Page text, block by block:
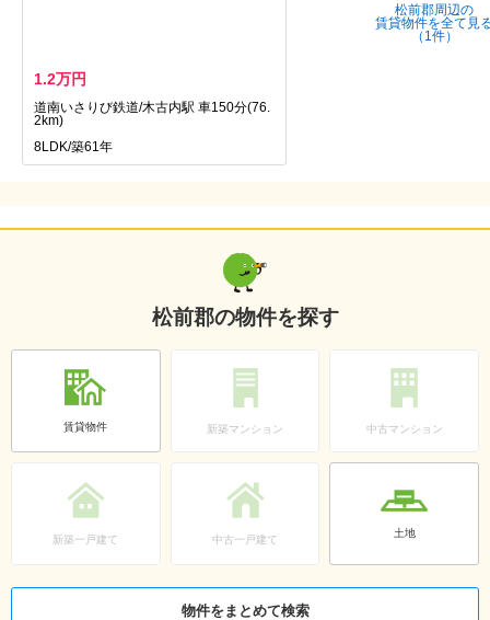
1.2万円
道南いさりび鉄道/木古内駅 車150分(76.
2km)
8LDK/築61年
松前郡周辺の
賃貸物件を全て見
（1件）
松前郡の物件を探す
賃貸物件 新築マンション 中古マンション
新築一戸建て 中古一戸建て
土地
物件をまとめて検索